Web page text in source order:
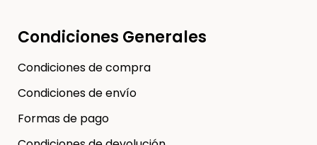
Condiciones Generales
Condiciones de compra
Condiciones de envío
Formas de pago